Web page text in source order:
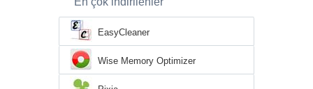
EasyCleaner
Wise Memory Optimizer